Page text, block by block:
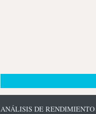
ANÁLISIS DE RENDIMIENTO